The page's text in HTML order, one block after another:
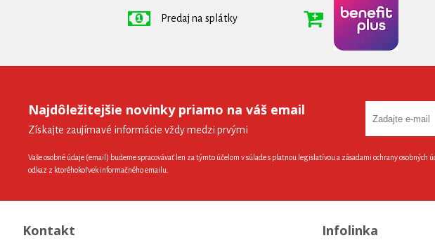
Predaj na splátky
Najdôležitejšie novinky priamo na váš email
Získajte zaujímavé informácie vždy medzi prvými
Vaše osobné údaje (email) budeme spracovávať len za týmto účelom v súlade s platnou legislatívou a zásadami ochrany
odkaz z ktoréhokoľvek informačného emailu.
Kontakt Infolinka